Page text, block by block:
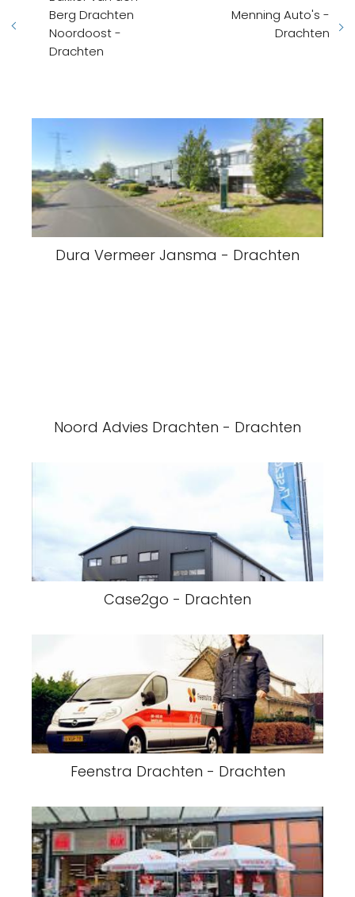
Berg Drachten
Noordoost -
Drachten
Menning Auto's -
Drachten
Dura Vermeer Jansma - Drachten
Noord Advies Drachten - Drachten
Case2go - Drachten
Feenstra Drachten - Drachten